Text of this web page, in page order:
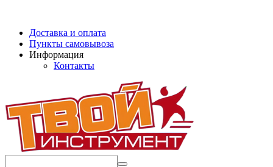
Доставка и оплата
Пункты самовывоза
Информация
Контакты